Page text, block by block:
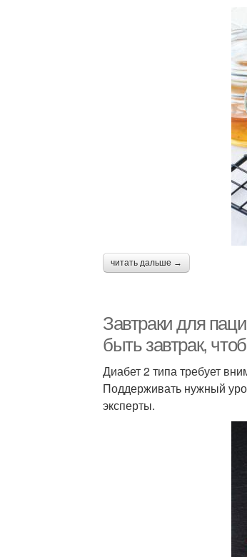
читать дальше →
Завтраки для
быть завтрак,
Диабет 2 типа требует
Поддерживать нужный
эксперты.